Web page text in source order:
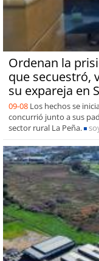
Ordenan la
que secuestró,
su expareja en
09-08 Los hechos se
concurrió junto a sus
sector rural La Peña.